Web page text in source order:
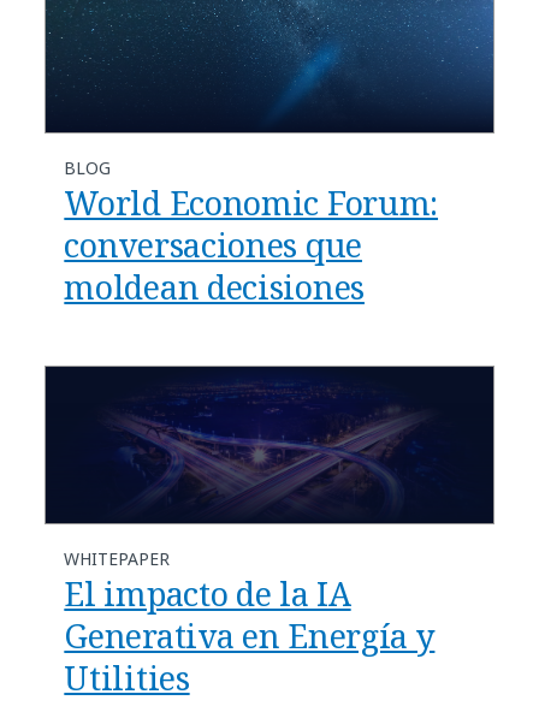
BLOG
World Economic Forum:
conversaciones que
moldean decisiones
WHITEPAPER
El impacto de la IA
Generativa en Energía y
Utilities